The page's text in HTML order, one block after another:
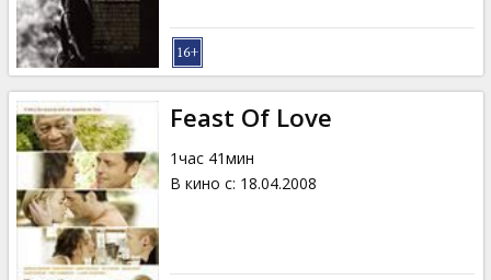
Feast Of Love
1час 41мин
В кино с: 18.04.2008